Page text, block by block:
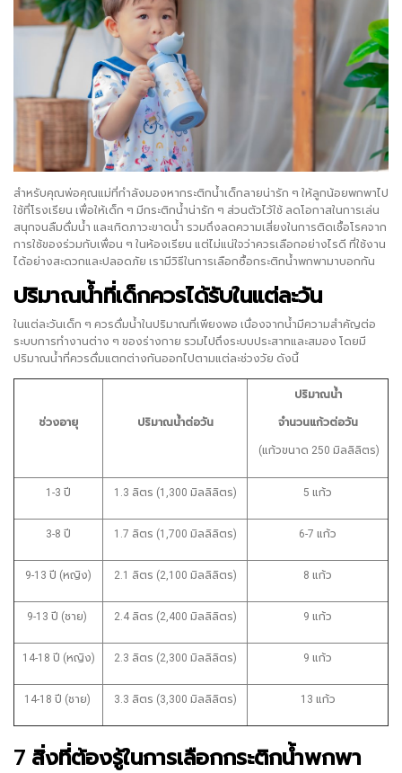
สำหรับคุณพ่อคุณแม่ที่กำลังมองหากระติกน้ำเด็กลายน่ารัก ๆ ให้ลูกน้อยพกพาไป
ใช้ที่โรงเรียน เพื่อให้เด็ก ๆ มีกระติกน้ำน่ารัก ๆ ส่วนตัวไว้ใช้ ลดโอกาสในการเล่น
สนุกจนลืมดื่มน้ำ และเกิดภาวะขาดน้ำ รวมถึงลดความเสี่ยงในการติดเชื้อโรคจาก
การใช้ของร่วมกับเพื่อน ๆ ในห้องเรียน แต่ไม่แน่ใจว่าควรเลือกอย่างไรดี ที่ใช้งาน
ได้อย่างสะดวกและปลอดภัย เรามีวิธีในการเลือกซื้อกระติกน้ำพกพามาบอกกัน
ปริมาณน้ำที่เด็กควรได้รับในแต่ละวัน
ในแต่ละวันเด็ก ๆ ควรดื่มน้ำในปริมาณที่เพียงพอ เนื่องจากน้ำมีความสำคัญต่อ
ระบบการทำงานต่าง ๆ ของร่างกาย รวมไปถึงระบบประสาทและสมอง โดยมี
ปริมาณน้ำที่ควรดื่มแตกต่างกันออกไปตามแต่ละช่วงวัย ดังนี้
ช่วงอายุ ปริมาณน้ำต่อวัน
ปริมาณน้ำ
จำนวนแก้วต่อวัน
(แก้วขนาด 250 มิลลิลิตร)
1-3 ปี 1.3 ลิตร (1,300 มิลลิลิตร) 5 แก้ว
3-8 ปี 1.7 ลิตร (1,700 มิลลิลิตร) 6-7 แก้ว
9-13 ปี (หญิง) 2.1 ลิตร (2,100 มิลลิลิตร) 8 แก้ว
9-13 ปี (ชาย) 2.4 ลิตร (2,400 มิลลิลิตร) 9 แก้ว
14-18 ปี (หญิง) 2.3 ลิตร (2,300 มิลลิลิตร) 9 แก้ว
14-18 ปี (ชาย) 3.3 ลิตร (3,300 มิลลิลิตร) 13 แก้ว
7 สิ่งที่ต้องรู้ในการเลือกกระติกน้ำพกพา